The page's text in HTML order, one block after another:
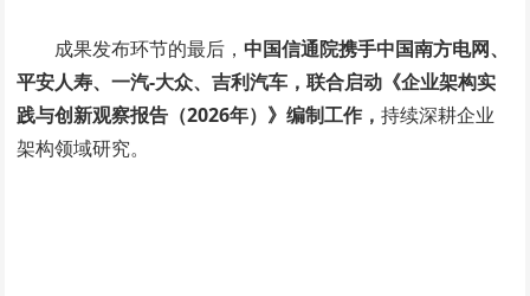
成果发布环节的最后， 中国信通院携手中国南方电网、
平安人寿、一汽-大众、吉利汽车，联合启动《企业架构实
践与创新观察报告（2026年）》编制工作，持续深耕企业
架构领域研究。